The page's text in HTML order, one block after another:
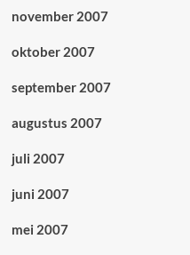
november 2007
oktober 2007
september 2007
augustus 2007
juli 2007
juni 2007
mei 2007